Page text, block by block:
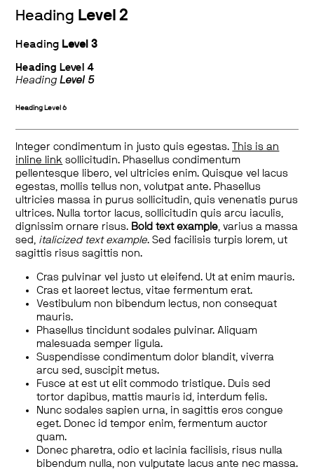
Heading Level 2
Heading Level 3
Heading Level 4
HeadingLevel 5
Heading Level 6
Integer condimentum in justo quis egestas.
This is an
inline link sollicitudin. Phasellus condimentum
pellentesque libero, vel ultricies enim. Quisque vel lacus
egestas, mollis tellus non, volutpat ante. Phasellus
ultricies massa in purus sollicitudin, quis venenatis purus
ultrices. Nulla tortor lacus, sollicitudin quis arcu iaculis,
dignissim ornare risus. Bold text example, varius a massa
sed, italicized text example. Sed facilisis turpis lorem, ut
sagittis risus sagittis non.
Cras pulvinar vel justo ut eleifend. Ut at enim mauris.
Cras et laoreet lectus, vitae fermentum erat.
Vestibulum non bibendum lectus, non consequat
mauris.
Phasellus tincidunt sodales pulvinar. Aliquam
malesuada semper ligula.
Suspendisse condimentum dolor blandit, viverra
arcu sed, suscipit metus.
Fusce at est ut elit commodo tristique. Duis sed
tortor dapibus, mattis mauris id, interdum felis.
Nunc sodales sapien urna, in sagittis eros congue
eget. Donec id tempor enim, fermentum auctor
quam.
Donec pharetra, odio et lacinia facilisis, risus nulla
bibendum nulla, non vulputate lacus ante nec massa.